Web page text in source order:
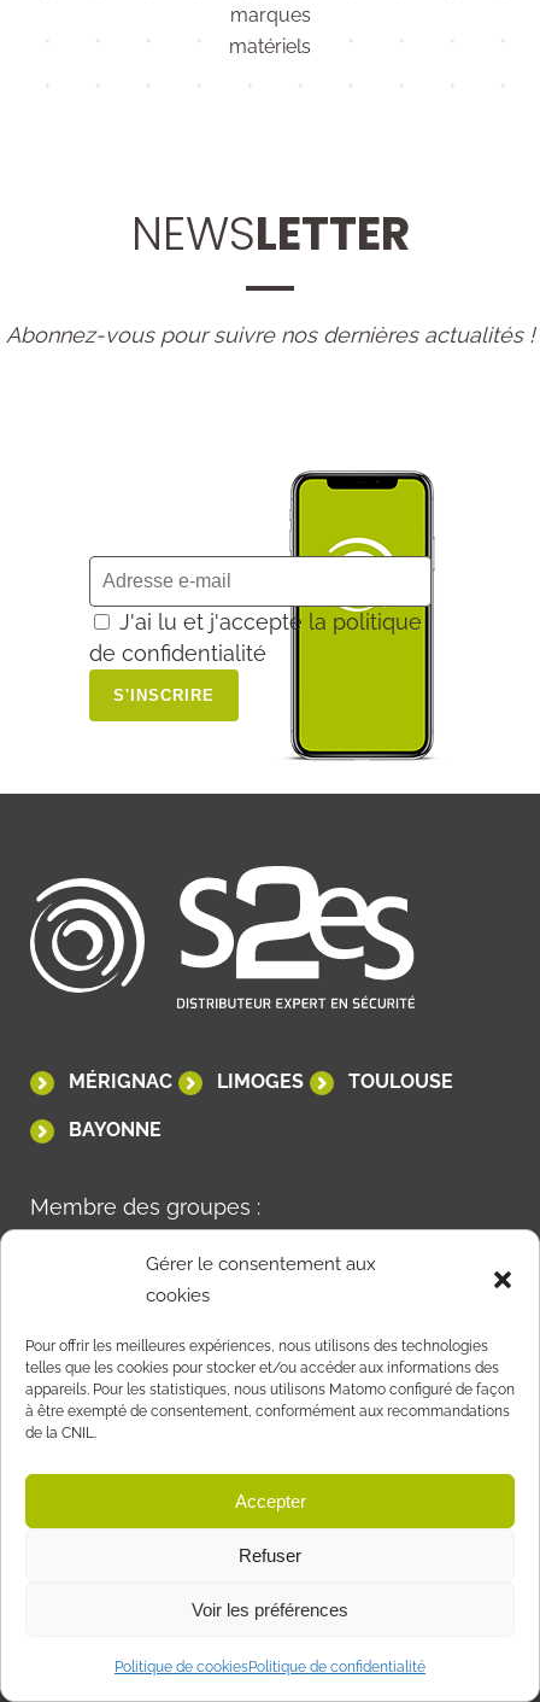
Gérer le consentement aux
cookies
Pour offrir les meilleures expériences, nous utilisons des technologies
telles que les cookies pour stocker et/ou accéder aux informations des
appareils. Pour les statistiques, nous utilisons Matomo configuré de façon
à être exempté de consentement, conformément aux recommandations
de la CNIL.
Accepter
Refuser
Voir les préférences
Politique de cookiesPolitique de confidentialité
marques
matériels
NEWSLETTER
Abonnez-vous pour suivre nos dernières actualités !
J'ai lu et j'accepte la politique
de confidentialité
MÉRIGNAC LIMOGES TOULOUSE
BAYONNE
Membre des groupes :
PLAN DU SITE
• accueil
• la société
• l’équipe
• services
technique
• demande
d’intervention
• demande de retour
de matériel pour avoir
de matériel pour